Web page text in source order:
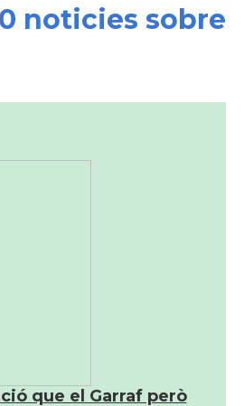
noticies sobre
que el Garraf però